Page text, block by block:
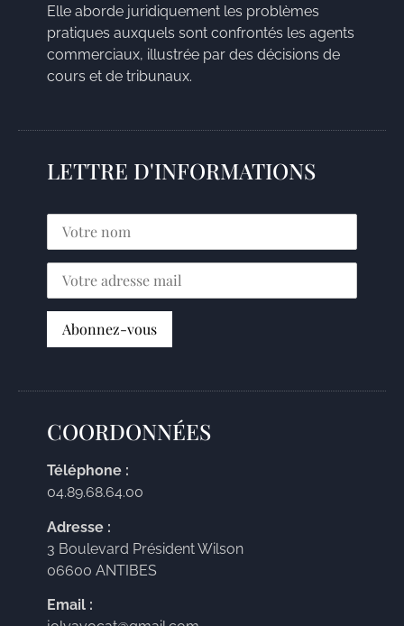
Elle aborde juridiquement les problèmes
pratiques auxquels sont confrontés les agents
commerciaux, illustrée par des décisions de
cours et de tribunaux.
LETTRE D'INFORMATIONS
COORDONNÉES
Téléphone :
04.89.68.64.00
Adresse :
3 Boulevard Président Wilson
06600 ANTIBES
Email :